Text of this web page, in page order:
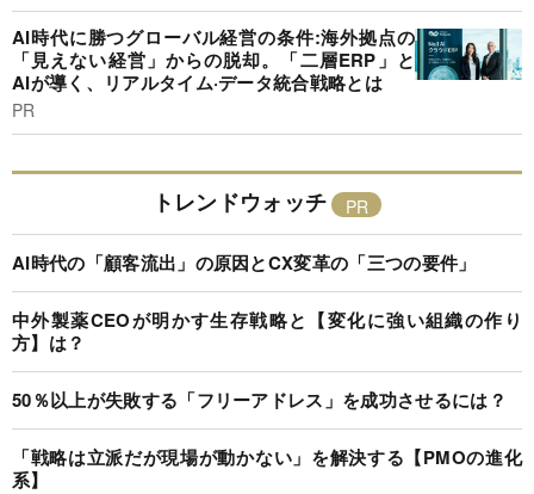
AI時代に勝つグローバル経営の条件:海外拠点の
「見えない経営」からの脱却。「二層ERP」と
AIが導く、リアルタイム·データ統合戦略とは
PR
トレンドウォッチ
AI時代の「顧客流出」の原因とCX変革の「三つの要件」
中外製薬CEOが明かす生存戦略と【変化に強い組織の作り
方】は？
50％以上が失敗する「フリーアドレス」を成功させるには？
「戦略は立派だが現場が動かない」を解決する【PMOの進化
系】